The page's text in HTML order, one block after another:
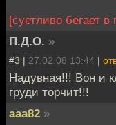
[суетливо бегает в
П.Д.О. »
#3 | 27.02.08 13:44 |
Надувная!!! Вон и
груди торчит!!!
aaa82 »